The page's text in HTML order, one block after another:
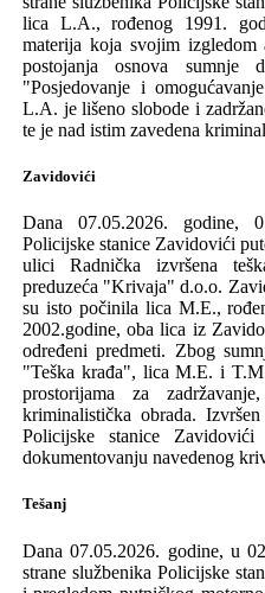
lica
L.A., rođenog 1991 .
materija koja svojim izgledom
postojanjaosnova sumnje
"Posjedovanje i
L.A. jelišeno slobode i
te je nad istim zavedena
Zavidovići
Dana 07.05.2026. godine,
Policijske stanice Zavidovići
ulici Radnička izvršena t
preduzeća "Krivaja" d.o.o.
su isto počinila lica M.E.,
2002.godine, oba lica iz
određenipredmeti. Zbog
"Teška krađa", lica M.E. i
prostorijama za zadržavanje,
kriminalistička obrada.
Policijske stanice
dokumentovanju navedenog
Tešanj
Dana 07.05.2026. godine, u
strane službenika Policijske